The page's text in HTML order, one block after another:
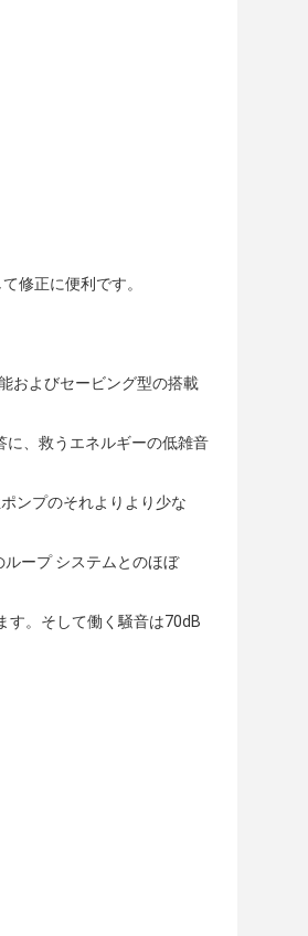
修正に便利です。
およびセービング型の搭載
に、救うエネルギーの低雑音
ンプのそれよりより少な
ープ システムとのほぼ
す。そして働く騒音は70dB